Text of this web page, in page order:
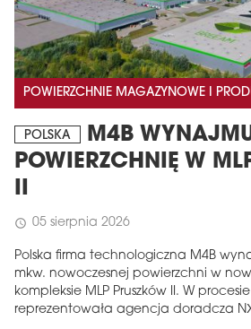
POWIERZCHNIE MAGAZYNOWE I
POLSKA
M4B
POWIERZCHNIĘ W
II
schedule 05 sierpnia 2026
Polska firma technologiczna M4B
mkw. nowoczesnej powierzchni w
kompleksie MLP Pruszków II. W
reprezentowała agencja doradcza